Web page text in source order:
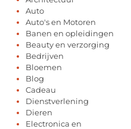
Auto
Auto's en Motoren
Banen en opleidingen
Beauty en verzorging
Bedrijven
Bloemen
Blog
Cadeau
Dienstverlening
Dieren
Electronica en